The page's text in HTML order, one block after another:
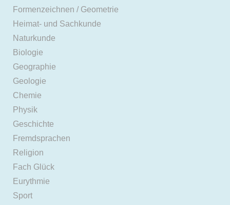
Formenzeichnen / Geometrie
Heimat- und Sachkunde
Naturkunde
Biologie
Geographie
Geologie
Chemie
Physik
Geschichte
Fremdsprachen
Religion
Fach Glück
Eurythmie
Sport